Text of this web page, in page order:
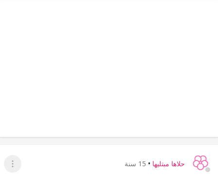
حلاها مبتليها • 15 سنة
عرض